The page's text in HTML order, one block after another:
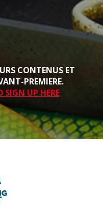
CONTENUS ET
PREMIERE.
SIGN UP HERE